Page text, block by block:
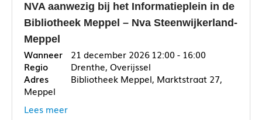
NVA aanwezig bij het Informatieplein in de
Bibliotheek Meppel – Nva Steenwijkerland-
Meppel
21 december 2026 12:00 - 16:00
Drenthe, Overijssel
Bibliotheek Meppel, Marktstraat 27,
Meppel
Lees meer